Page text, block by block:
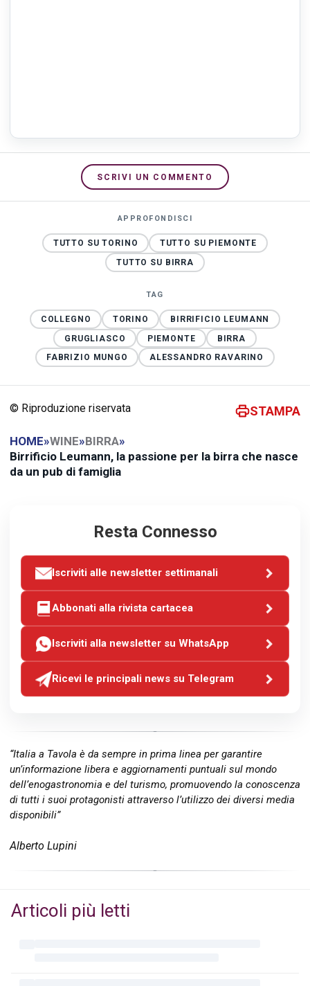
SCRIVI UN COMMENTO
APPROFONDISCI
TUTTO SU TORINO
TUTTO SU PIEMONTE
TUTTO SU BIRRA
TAG
COLLEGNO TORINO
BIRRIFICIO LEUMANN
GRUGLIASCO
PIEMONTE
BIRRA
FABRIZIO MUNGO
ALESSANDRO RAVARINO
© Riproduzione riservata STAMPA
HOME»WINE»BIRRA»
Birrificio Leumann, la passione per la birra che nasce
da un pub di famiglia
Resta Connesso
Iscriviti alle newsletter settimanali
Abbonati alla rivista cartacea
Iscriviti alla newsletter su WhatsApp
Ricevi le principali news su Telegram
“Italia a Tavola è da sempre in prima linea per garantire
un’informazione libera e aggiornamenti puntuali sul mondo
dell’enogastronomia e del turismo, promuovendo la conoscenza
di tutti i suoi protagonisti attraverso l’utilizzo dei diversi media
disponibili”
Alberto Lupini
Articoli più letti